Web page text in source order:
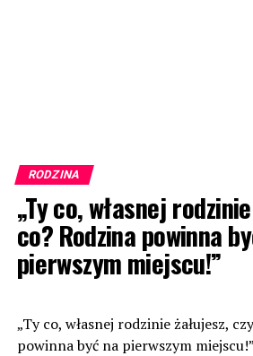
RODZINA
„Ty co, własnej
co? Rodzina powinna
pierwszym miejscu!”
„Ty co, własnej rodzinie żałujesz,
powinna być na pierwszym